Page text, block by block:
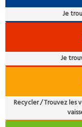
Je
Je
Recycler / Trouvez les